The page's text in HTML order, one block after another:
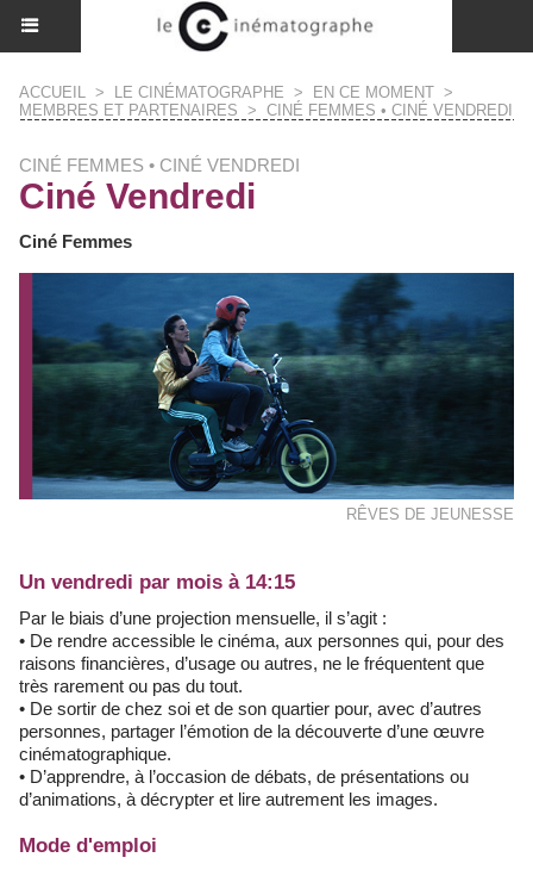
ACCUEIL > LE CINÉMATOGRAPHE > EN CE MOMENT >
MEMBRES ET PARTENAIRES > CINÉ FEMMES • CINÉ VENDREDI
CINÉ FEMMES • CINÉ VENDREDI
Ciné Vendredi
Ciné Femmes
RÊVES DE JEUNESSE
Un vendredi par mois à 14:15
Par le biais d’une projection mensuelle, il s’agit :
• De rendre accessible le cinéma, aux personnes qui, pour des
raisons financières, d’usage ou autres, ne le fréquentent que
très rarement ou pas du tout.
• De sortir de chez soi et de son quartier pour, avec d’autres
personnes, partager l’émotion de la découverte d’une œuvre
cinématographique.
• D’apprendre, à l’occasion de débats, de présentations ou
d’animations, à décrypter et lire autrement les images.
Mode d'emploi